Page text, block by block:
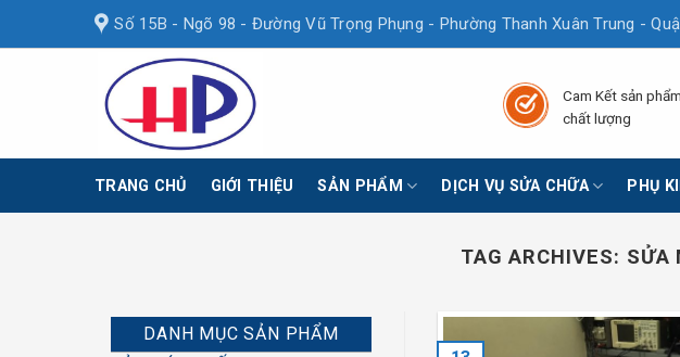
Số 15B - Ngõ 98 - Đường Vũ Trọng Phụng - Phường Thanh Xuân Trung -
Cam Kết sản phẩm
chất lượng
TRANG CHỦ GIỚI THIỆU SẢN PHẨM DỊCH VỤ SỬA CHỮA PHỤ
TAG ARCHIVES: SỬA
DANH MỤC SẢN PHẨM